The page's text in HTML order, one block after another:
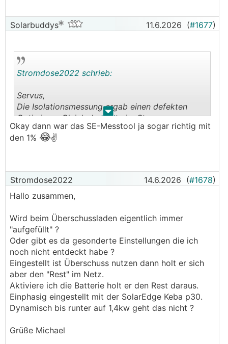
Solarbuddys 11.6.2026 (#1677)
. .
Stromdose2022 schrieb:
Servus,
Die Isolationsmessung ergab einen defekten
Optimierer. Gleich der erste im Strang.
Ich habe ihn überbrückt. Jetzt läuft der
Wechselrichter wieder.
Okay dann war das SE-Messtool ja sogar richtig mit
den 1% 😂✌️
Stromdose2022 14.6.2026 (#1678)
Hallo zusammen,
Wird beim Überschussladen eigentlich immer
"aufgefüllt" ?
Oder gibt es da gesonderte Einstellungen die ich
noch nicht entdeckt habe ?
Eingestellt ist Überschuss nutzen dann holt er sich
aber den "Rest" im Netz.
Aktiviere ich die Batterie holt er den Rest daraus.
Einphasig eingestellt mit der SolarEdge Keba p30.
Dynamisch bis runter auf 1,4kw geht das nicht ?
Grüße Michael